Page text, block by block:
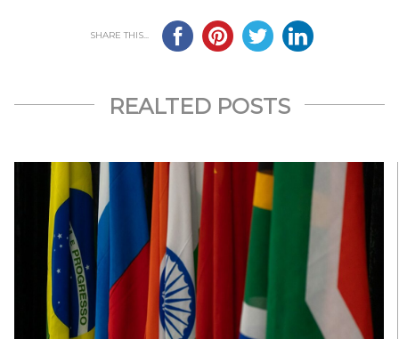
SHARE THIS...
REALTED POSTS